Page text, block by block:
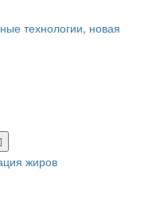
технологии, новая